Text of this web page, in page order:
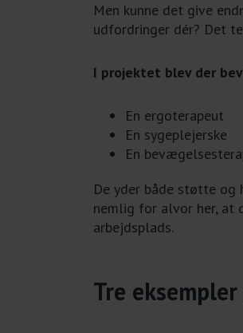
Men kunne det give
udfordringer dér? Det
I projektet blev der
En ergoterapeut
En sygeplejerske
En
De yder både støtte og
nemlig for alvor her, at
arbejdsplads.
Tre